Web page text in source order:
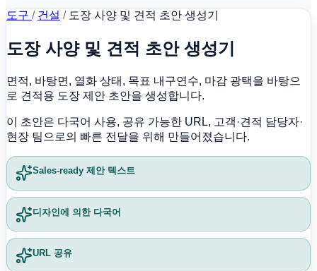
도구 / 건설 / 도장 사양 및 견적 초안 생성기
도장 사양 및 견적 초안 생성기
면적, 바탕면, 열화 상태, 목표 내구연수, 마감 광택을 바탕으
로 견적용 도장 제안 초안을 생성합니다.
이 초안은 다국어 사용, 공유 가능한 URL, 고객·견적 담당자·
현장 팀으로의 빠른 전달을 위해 만들어졌습니다.
Sales-ready 제안 텍스트
디자인에 의한 다국어
URL 공유